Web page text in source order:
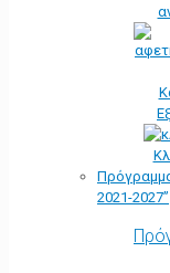
2021-2027”